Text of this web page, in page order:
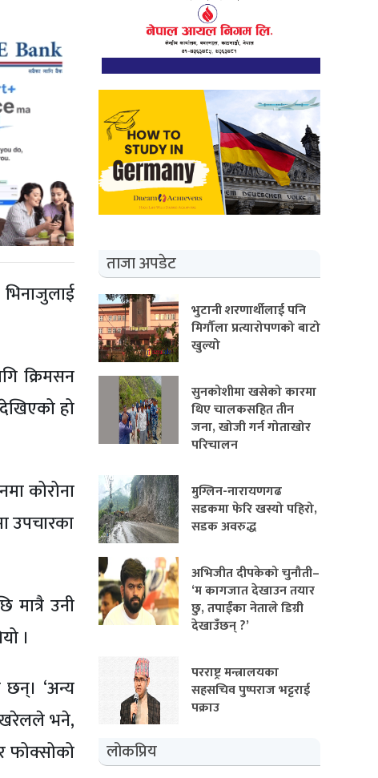
क्रिमसन
हो
कोरोना
उपचारका
मात्रै उनी
।
‘अन्य
भने,
फोक्सोको
ताजा अपडेट
भुटानी शरणार्थीलाई पनि
मिर्गौला प्रत्यारोपणको बाटो
खुल्यो
सुनकोशीमा खसेको कारमा
थिए चालकसहित तीन
जना, खोजी गर्न गोताखोर
परिचालन
मुग्लिन-नारायणगढ
सडकमा फेरि खस्यो पहिरो,
सडक अवरुद्ध
अभिजीत दीपकेको चुनौती–
‘म कागजात देखाउन तयार
छु, तपाईंका नेताले डिग्री
देखाउँछन् ?’
परराष्ट्र मन्त्रालयका
सहसचिव पुष्पराज भट्टराई
पक्राउ
लोकप्रिय